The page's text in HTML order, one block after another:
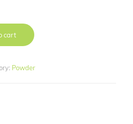
cart
Powder